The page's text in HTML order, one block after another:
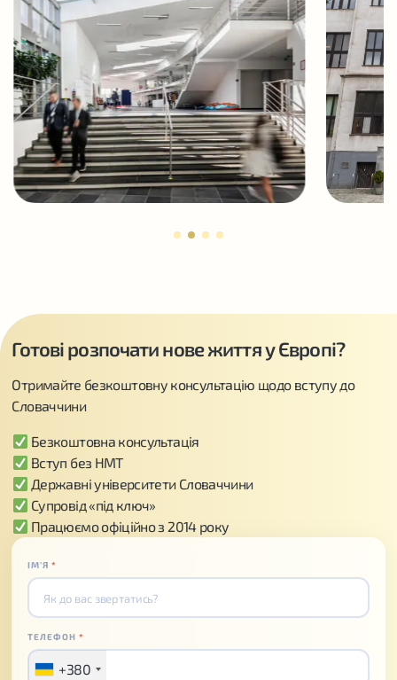
Готові розпочати нове життя у Європі?
Отримайте безкоштовну консультацію щодо вступу до
Словаччини
Безкоштовна консультація
Вступ без НМТ
Державні університети Словаччини
Супровід «під ключ»
Працюємо офіційно з 2014 року
ІМʼЯ*
ТЕЛЕФОН*
+380